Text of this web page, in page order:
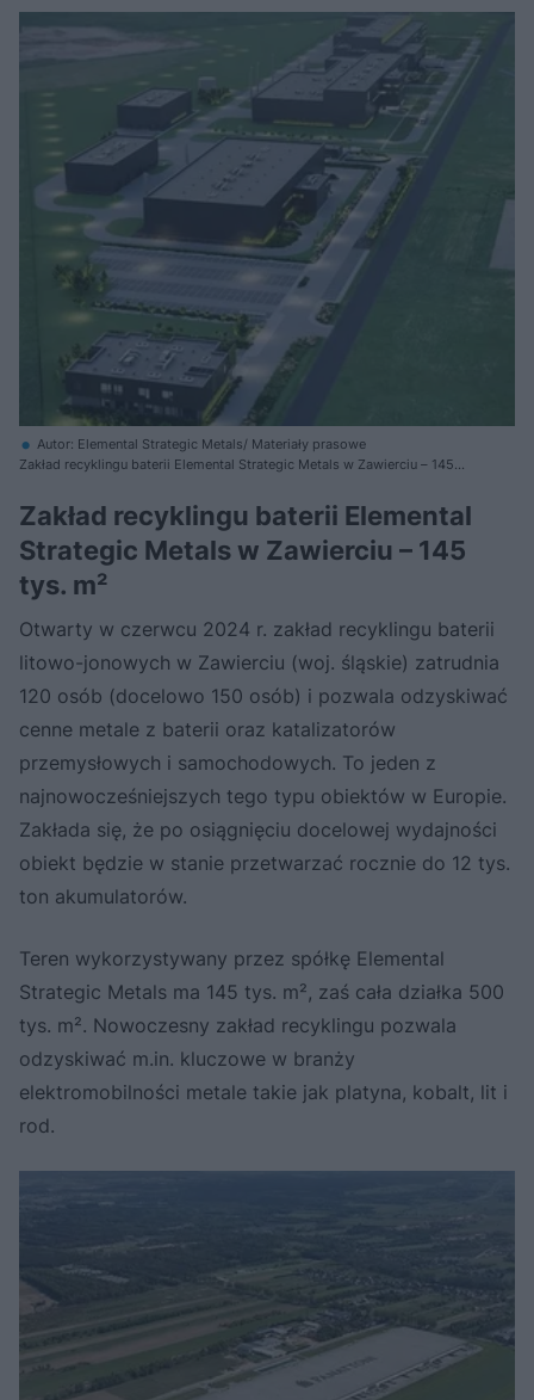
Autor: Elemental Strategic Metals/ Materiały prasowe
Zakład recyklingu baterii Elemental Strategic Metals w Zawierciu – 145
Zakład recyklingu baterii Elemental
Strategic Metals w Zawierciu – 145
tys. m²
Otwarty w czerwcu 2024 r. zakład recyklingu baterii
litowo-jonowych w Zawierciu (woj. śląskie) zatrudnia
120 osób (docelowo 150 osób) i pozwala odzyskiwać
cenne metale z baterii oraz katalizatorów
przemysłowych i samochodowych. To jeden z
najnowocześniejszych tego typu obiektów w Europie.
Zakłada się, że po osiągnięciu docelowej wydajności
obiekt będzie w stanie przetwarzać rocznie do 12 tys.
ton akumulatorów.
Teren wykorzystywany przez spółkę Elemental
Strategic Metals ma 145 tys. m², zaś cała działka 500
tys. m². Nowoczesny zakład recyklingu pozwala
odzyskiwać m.in. kluczowe w branży
elektromobilności metale takie jak platyna, kobalt, lit i
rod.